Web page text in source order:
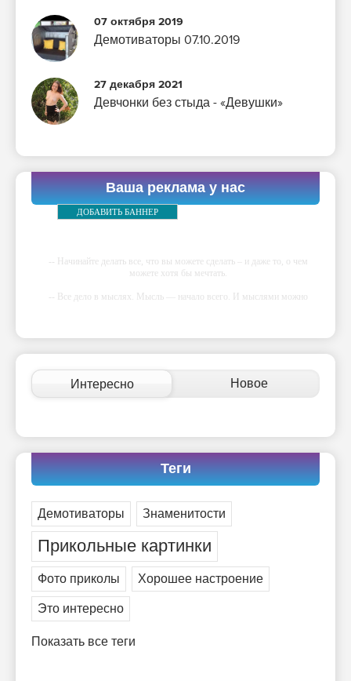
07 октября 2019
Демотиваторы 07.10.2019
27 декабря 2021
Девчонки без стыда - «Девушки»
Ваша реклама у нас
ДОБАВИТЬ БАННЕР
-- Начинайте делать все, что вы можете сделать – и даже то, о чем
можете хотя бы мечтать.
-- Все дело в мыслях. Мысль — начало всего. И мыслями можно
которую вы сами себе придумали.
-- Самое большое богатство — это ум. Самая большая нищета —
глупость. Из всех страхов самый пугающий — самолюбование.
его дал.
-- Люблю давать советы и очень не люблю, когда их дают мне.
Интересно Новое
Теги
Демотиваторы Знаменитости
Прикольные картинки
Фото приколы
Хорошее настроение
Это интересно
Показать все теги